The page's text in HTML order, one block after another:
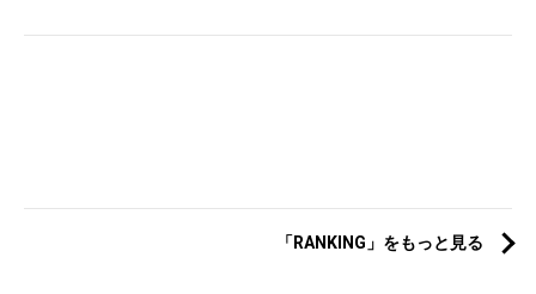
「RANKING」をもっと見る